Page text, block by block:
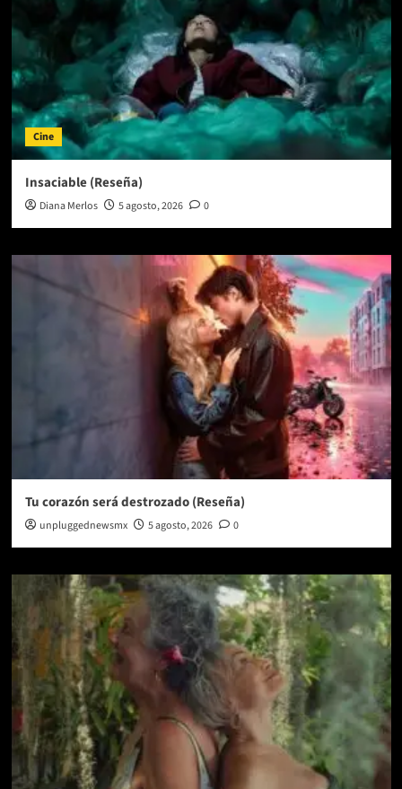
Cine
Insaciable (Reseña)
Diana Merlos 5 agosto, 2026 0
Tu corazón será destrozado (Reseña)
unpluggednewsmx 5 agosto, 2026 0